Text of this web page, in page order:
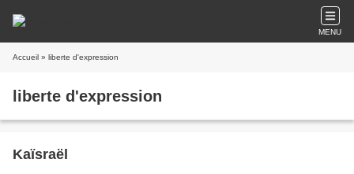
MENU
Accueil » liberte d'expression
liberte d'expression
Kaïsraël